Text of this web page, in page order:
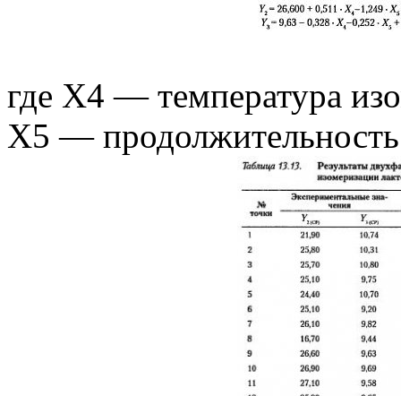
где X4 — температура
X5 —